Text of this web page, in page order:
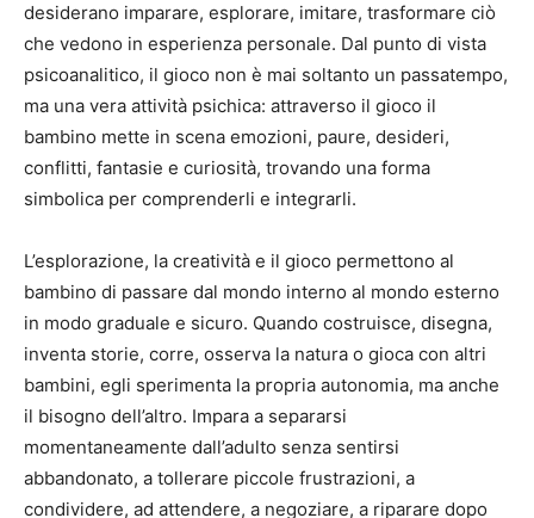
desiderano imparare, esplorare, imitare, trasformare ciò
che vedono in esperienza personale. Dal punto di vista
psicoanalitico, il gioco non è mai soltanto un passatempo,
ma una vera attività psichica: attraverso il gioco il
bambino mette in scena emozioni, paure, desideri,
conflitti, fantasie e curiosità, trovando una forma
simbolica per comprenderli e integrarli.
L’esplorazione, la creatività e il gioco permettono al
bambino di passare dal mondo interno al mondo esterno
in modo graduale e sicuro. Quando costruisce, disegna,
inventa storie, corre, osserva la natura o gioca con altri
bambini, egli sperimenta la propria autonomia, ma anche
il bisogno dell’altro. Impara a separarsi
momentaneamente dall’adulto senza sentirsi
abbandonato, a tollerare piccole frustrazioni, a
condividere, ad attendere, a negoziare, a riparare dopo